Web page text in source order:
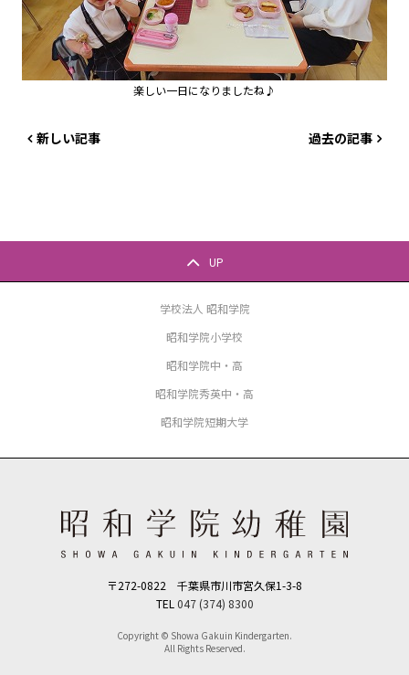
楽しい一日になりましたね♪
過去の記事
新しい記事
UP
学校法人 昭和学院
昭和学院小学校
昭和学院中・高
昭和学院秀英中・高
昭和学院短期大学
〒272-0822 千葉県市川市宮久保1-3-8
TEL 047 (374) 8300
Copyright © Showa Gakuin Kindergarten.
All Rights Reserved.